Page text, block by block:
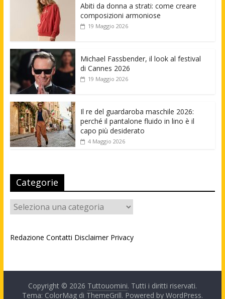
Abiti da donna a strati: come creare
composizioni armoniose
19 Maggio 2026
Michael Fassbender, il look al festival
di Cannes 2026
19 Maggio 2026
Il re del guardaroba maschile 2026:
perché il pantalone fluido in lino è il
capo più desiderato
4 Maggio 2026
Categorie
Categorie
Redazione Contatti Disclaimer Privacy
Copyright © 2026 Tuttouomini. Tutti i diritti riservati.
Tema: ColorMag di ThemeGrill. Powered by WordPress.